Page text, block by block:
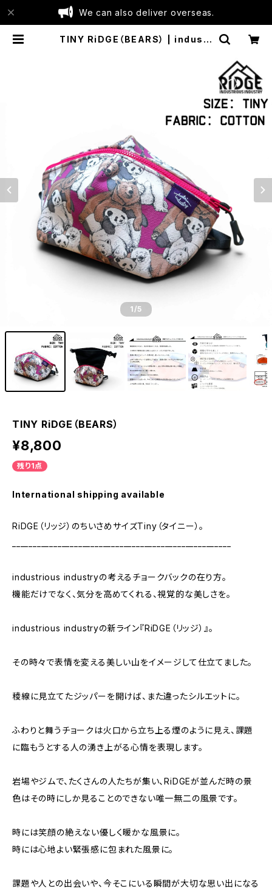
We can also deliver overseas.
TINY RiDGE（BEARS） | industr
1/5
TINY RiDGE（BEARS）
¥8,800
残り1点
International shipping available
RiDGE（リッジ）のちいさめサイズTiny（タイニー）。
industrious industryの考えるチョークバックの在り方。
機能だけでなく、気分を高めてくれる、視覚的な美しさを。
industrious industryの新ライン『RiDGE（リッジ）』。
その時々で表情を変える美しい山をイメージして仕立てました。
稜線に見立てたジッパーを開けば、また違ったシルエットに。
ふわりと舞うチョークは火口から立ち上る煙のように見え、課題
に臨もうとする人の湧き上がる心情を表現します。
岩場やジムで、たくさんの人たちが集い、RiDGEが並んだ時の景
色はその時にしか見ることのできない唯一無二の風景です。
時には笑顔の絶えない優しく暖かな風景に。
時には心地よい緊張感に包まれた風景に。
課題や人との出会いや、今そこにいる瞬間が大切な思い出になる